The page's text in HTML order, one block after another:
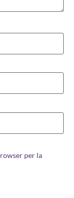
per la